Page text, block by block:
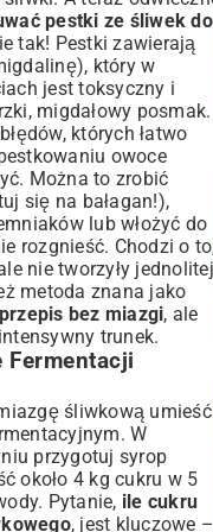
pestki ze śliwek do
tak! Pestki zawierają
który w
jest toksyczny i
migdałowy posmak.
których łatwo
owoce
Można to zrobić
się na bałagan!),
lub włożyć do
rozgnieść. Chodzi o
nie tworzyły jednolitej
metoda znana jako
bez miazgi, ale
trunek.
Fermentacji
śliwkową umieść
W
przygotuj syrop
około 4 kg cukru w 5
Pytanie, ile cukru
, jest kluczowe –